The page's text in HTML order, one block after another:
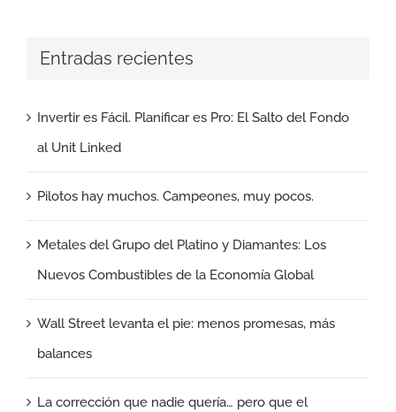
Entradas recientes
Invertir es Fácil. Planificar es Pro: El Salto del Fondo
al Unit Linked
Pilotos hay muchos. Campeones, muy pocos.
Metales del Grupo del Platino y Diamantes: Los
Nuevos Combustibles de la Economía Global
Wall Street levanta el pie: menos promesas, más
balances
La corrección que nadie quería… pero que el